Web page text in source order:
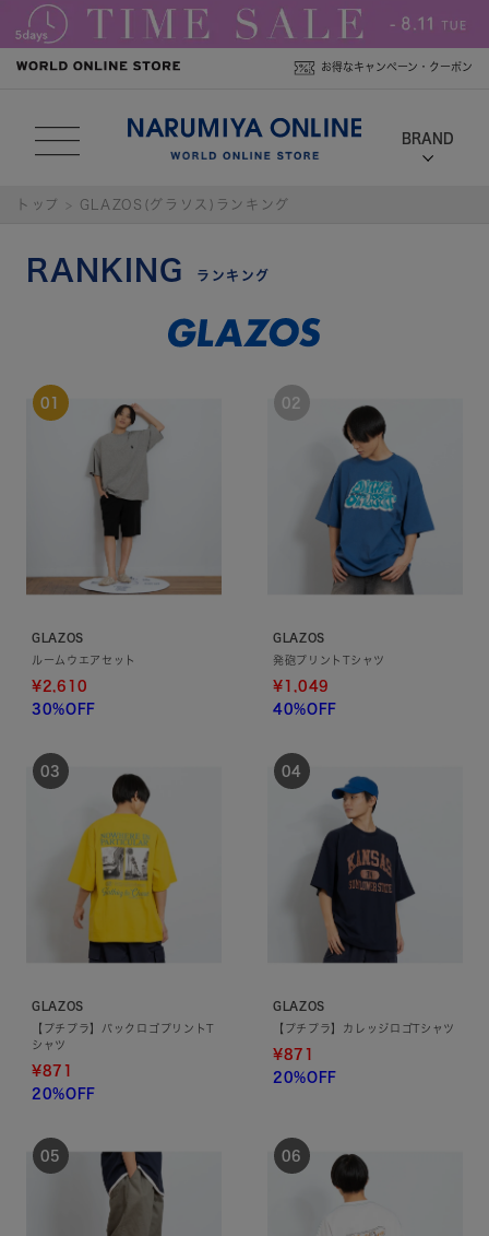
お得なキャンペーン・クーポン
トップ GLAZOS(グラソス)ランキング
RANKING ランキング
GLAZOS
ルームウエアセット
¥2,610
30%OFF
GLAZOS
発砲プリントTシャツ
¥1,049
40%OFF
GLAZOS
【プチプラ】バックロゴプリントT
シャツ
¥871
20%OFF
GLAZOS
【プチプラ】カレッジロゴTシャツ
¥871
20%OFF